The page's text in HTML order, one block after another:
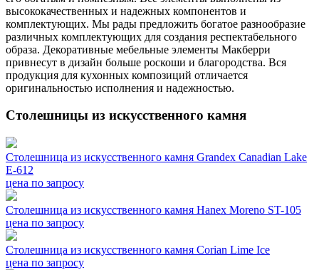
высококачественных и надежных компонентов и
комплектующих. Мы рады предложить богатое разнообразие
различных комплектующих для создания респектабельного
образа. Декоративные мебельные элементы Макберри
привнесут в дизайн больше роскоши и благородства. Вся
продукция для кухонных композиций отличается
оригинальностью исполнения и надежностью.
Столешницы из искусственного камня
Столешница из искусственного камня Grandex Canadian Lake
E-612
цена по запросу
Столешница из искусственного камня Hanex Moreno ST-105
цена по запросу
Столешница из искусственного камня Corian Lime Ice
цена по запросу